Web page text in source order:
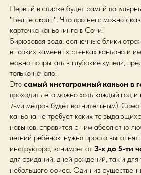
Первый в списке будет самый
"Белые скалы". Что про него можно
карточка каньонинга в Сочи!
Бирюзовая вода, солнечные блики
высоких каменных стенках каньона и
можно попрыгать в глубокие купели,
только начало!
Это самый инстаграмный каньон в
проходить его можно хоть каждый год
7-ми метров будет волнительным).
каньона не требует каких то
навыков, справится с ним абсолютно
летний ребёнок, нужно просто
инструктора, занимает от 3-х до 5-ти
для свиданий, дней рождений, так и для
небольшого офиса. Один из